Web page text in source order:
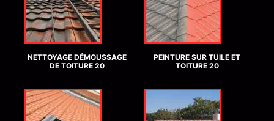
NETTOYAGE DÉMOUSSAGE
DE TOITURE 20
PEINTURE SUR TUILE ET
TOITURE 20